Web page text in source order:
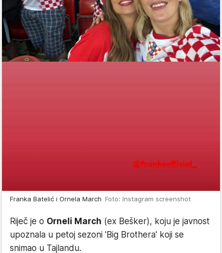
Franka Batelić i Ornela March Foto: Instagram screenshot
Riječ je o Orneli March (ex Bešker), koju je javnost
upoznala u petoj sezoni 'Big Brothera' koji se
snimao u Tajlandu.